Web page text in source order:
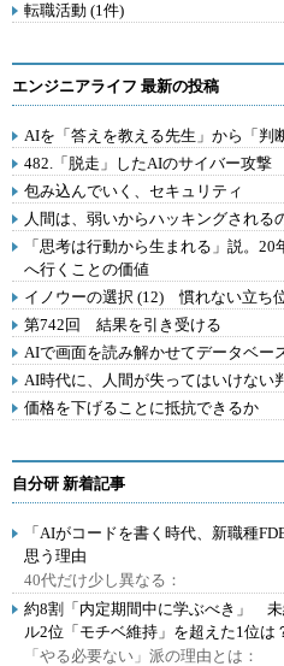
転職活動 (1件)
エンジニアライフ 最新の投稿
AIを「答えを教える先生」から「判
482.「脱走」したAIのサイバー攻撃
包み込んでいく、セキュリティ
人間は、弱いからハッキングされる
「思考は行動から生まれる」説。
へ行くことの価値
イノウーの選択 (12) 慣れない立ち
第742回 結果を引き受ける
AIで画面を読み解かせてデータベー
AI時代に、人間が失ってはいけない
価格を下げることに抵抗できるか
自分研 新着記事
「AIがコードを書く時代、新職種
思う理由
40代だけ少し異なる：
約8割「内定期間中に学ぶべき」
ル2位「モチベ維持」を超えた1位は
「やる必要ない」派の理由とは：